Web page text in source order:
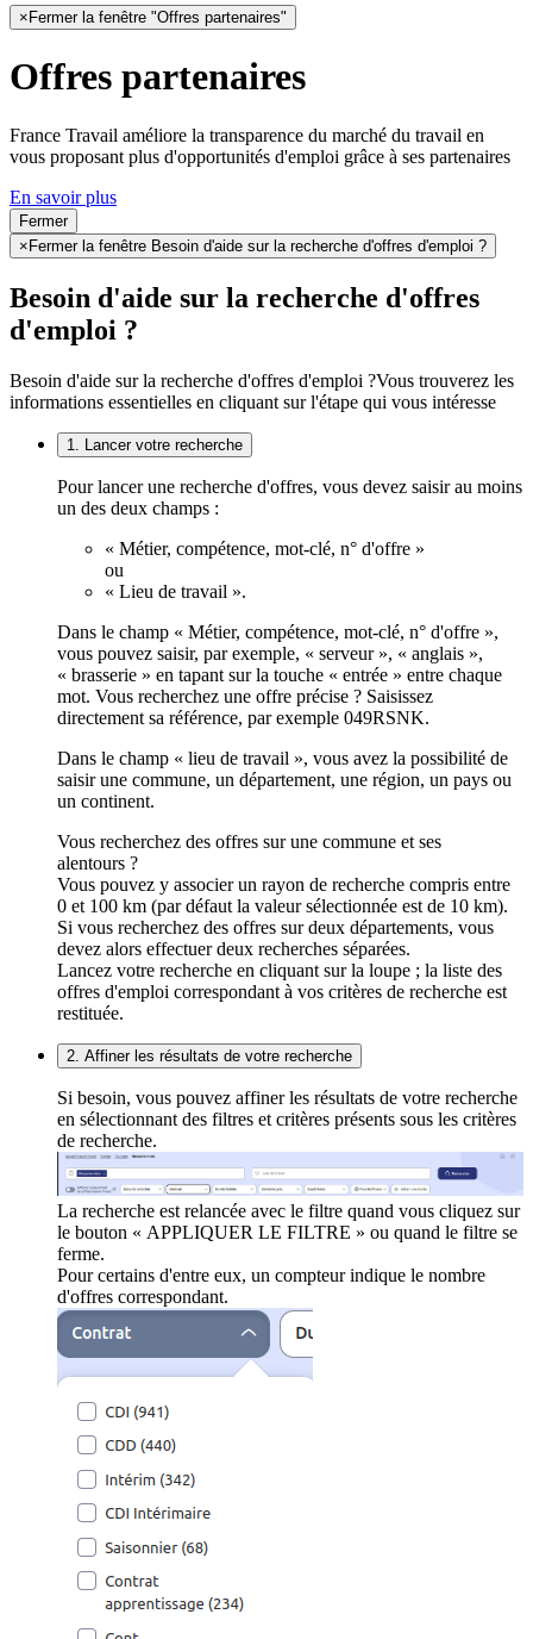
× Fermer la fenêtre "Offres partenaires"
Offres partenaires
France Travail améliore la transparence du marché du travail en
vous proposant plus d'opportunités d'emploi grâce à ses partenaires
En savoir plus
Fermer
× Fermer la fenêtre Besoin d'aide sur la recherche d'offres d'emploi ?
Besoin d'aide sur la recherche d'offres
d'emploi ?
Besoin d'aide sur la recherche d'offres d'emploi ?Vous trouverez les
informations essentielles en cliquant sur l'étape qui vous intéresse
1. Lancer votre recherche
Pour lancer une recherche d'offres, vous devez saisir au moins
un des deux champs :
« Métier, compétence, mot-clé, n° d'offre »
ou
« Lieu de travail ».
Dans le champ « Métier, compétence, mot-clé, n° d'offre »,
vous pouvez saisir, par exemple, « serveur », « anglais »,
« brasserie » en tapant sur la touche « entrée » entre chaque
mot. Vous recherchez une offre précise ? Saisissez
directement sa référence, par exemple 049RSNK.
Dans le champ « lieu de travail », vous avez la possibilité de
saisir une commune, un département, une région, un pays ou
un continent.
Vous recherchez des offres sur une commune et ses
alentours ?
Vous pouvez y associer un rayon de recherche compris entre
0 et 100 km (par défaut la valeur sélectionnée est de 10 km).
Si vous recherchez des offres sur deux départements, vous
devez alors effectuer deux recherches séparées.
Lancez votre recherche en cliquant sur la loupe ; la liste des
offres d'emploi correspondant à vos critères de recherche est
restituée.
2. Affiner les résultats de votre recherche
Si besoin, vous pouvez affiner les résultats de votre recherche
en sélectionnant des filtres et critères présents sous les critères
de recherche.
La recherche est relancée avec le filtre quand vous cliquez sur
le bouton « APPLIQUER LE FILTRE » ou quand le filtre se
ferme.
Pour certains d'entre eux, un compteur indique le nombre
d'offres correspondant.